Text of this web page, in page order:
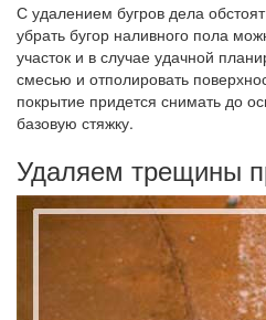
С удалением бугров дела
убрать бугор наливного пола
участок и в случае удачной
смесью и отполировать
покрытие придется снимать до
базовую стяжку.
Удаляем трещины